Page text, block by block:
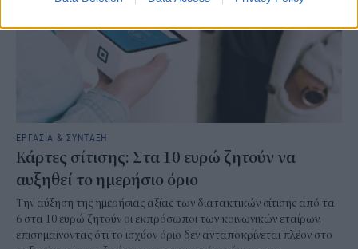
ΕΡΓΑΣΙΑ & ΣΥΝΤΑΞΗ
Κάρτες σίτισης: Στα 10 ευρώ ζητούν να
αυξηθεί το ημερήσιο όριο
Την αύξηση της ημερήσιας αξίας των διατακτικών σίτισης από τα
6 στα 10 ευρώ ζητούν οι εκπρόσωποι των κοινωνικών εταίρων,
επισημαίνοντας ότι το ισχύον όριο δεν ανταποκρίνεται πλέον στο